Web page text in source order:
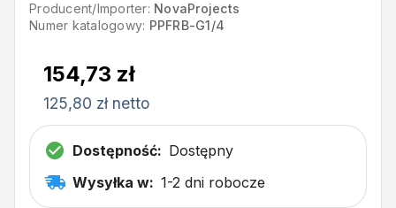
Producent/Importer: NovaProjects
Numer katalogowy: PPFRB-G1/4
154,73 zł
125,80 zł netto
Dostępność: Dostępny
Wysyłka w: 1-2 dni robocze